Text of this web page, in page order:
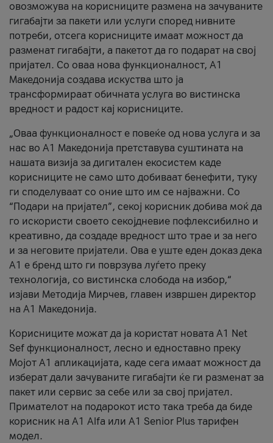
овозможува на корисниците размена на зачуваните
гигабајти за пакети или услуги според нивните
потреби, отсега корисниците имаат можност да
разменат гигабајти, а пакетот да го подарат на свој
пријател. Со оваа нова функционалност, А1
Македонија создава искуства што ја
трансформираат обичната услуга во вистинска
вредност и радост кај корисниците.
„Оваа функционалност е повеќе од нова услуга и за
нас во А1 Македонија претставува суштината на
нашата визија за дигитален екосистем каде
корисниците не само што добиваат бенефити, туку
ги споделуваат со оние што им се најважни. Со
“Подари на пријател”, секој корисник добива моќ да
го искористи своето секојдневие пофлексибилно и
креативно, да создаде вредност што трае и за него
и за неговите пријатели. Ова е уште еден доказ дека
А1 е бренд што ги поврзува луѓето преку
технологија, со вистинска слобода на избор,“
изјави Методија Мирчев, главен извршен директор
на А1 Македонија.
Корисниците можат да ја користат новата А1 Net
Sef функционалност, лесно и едноставно преку
Мојот А1 апликацијата, каде сега имаат можност да
изберат дали зачуваните гигабајти ќе ги разменат за
пакет или сервис за себе или за свој пријател.
Примателот на подарокот исто така треба да биде
корисник на А1 Alfa или A1 Senior Plus тарифен
модел.